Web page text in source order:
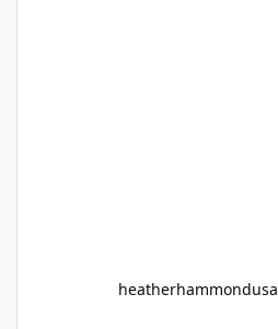
heatherhammondusa